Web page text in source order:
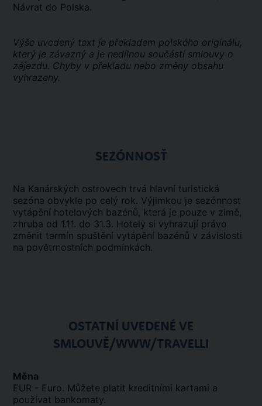
Návrat do Polska.
Výše uvedený text je překladem polského originálu,
který je závazný a je nedílnou součástí smlouvy o
zájezdu. Chyby v překladu nebo změny obsahu
vyhrazeny.
SEZÓNNOSŤ
Na Kanárských ostrovech trvá hlavní turistická
sezóna obvykle po celý rok. Výjimkou je sezónnost
vytápění hotelových bazénů, která je pouze v zimě,
zhruba od 1.11. do 31.3. Hotely si vyhrazují právo
změnit termín spuštění vytápění bazénů v závislosti
na povětrnostních podmínkách.
OSTATNÍ UVEDENÉ VE
SMLOUVĚ/WWW/TRAVELLI
Měna
EUR - Euro. Můžete platit kreditními kartami a
používat bankomaty.